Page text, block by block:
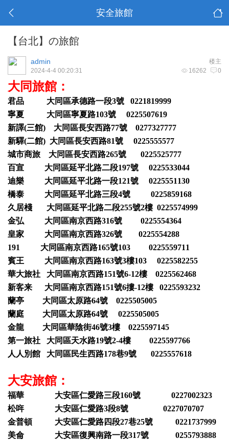
安全旅館
【台北】の旅館
楼主
admin
16262 0
2024-4-4 00:20:31
大同旅館：
君品 大同區承德路一段3號 0221819999
寧夏 大同區寧夏路103號 0225507619
新譯(三館) 大同區長安西路77號 0277327777
新驛(二館) 大同區長安西路81號 0225555577
城市商旅 大同區長安西路265號 0225525777
百宣 大同區延平北路二段197號 0225533044
迪樂 大同區延平北路一段121號 0225551130
橋泰 大同區延平北路三段4號 0225859168
久居棧 大同區延平北路二段255號2樓 0225574999
金弘 大同區南京西路316號 0225554364
皇家 大同區南京西路326號 0225554288
191 大同區南京西路165號103 0225559711
賓王 大同區南京西路163號3樓103 0225582255
華大旅社 大同區南京西路151號6-12樓 0225562468
新客来 大同區南京西路151號6摟-12樓 0225593232
蘭亭 大同區太原路64號 0225505005
蘭庭 大同區太原路64號 0225505005
金龍 大同區華陰街46號3樓 0225597145
第一旅社 大同區天水路19號2-4樓 0225597766
人人別館 大同區民生西路178巷9號 0225557618
大安旅館：
福華 大安區仁愛路三段160號 0227002323
松哖 大安區仁愛路3段8號 0227070707
金普頓 大安區仁愛路四段27巷25號 0221737999
美侖 大安區復興南路一段317號 0255793888